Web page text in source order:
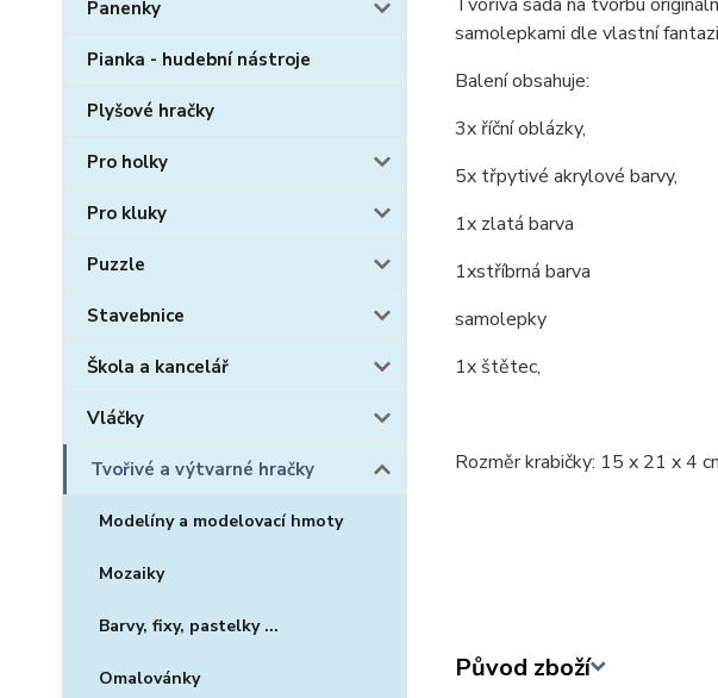
Panenky
Pianka - hudební nástroje
Plyšové hračky
Pro holky
Pro kluky
Puzzle
Stavebnice
Škola a kancelář
Vláčky
Tvořivé a výtvarné hračky
Modelíny a modelovací hmoty
Mozaiky
Barvy, fixy, pastelky ...
Omalovánky
samolepkami dle vlastní
Balení obsahuje:
3x říční oblázky,
5x třpytivé akrylové barvy,
1x zlatá barva
1xstříbrná barva
samolepky
1x štětec,
Rozměr krabičky: 15 x 21 x 4
Původ zboží